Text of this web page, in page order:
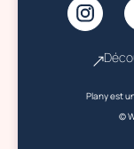
Plany est
©